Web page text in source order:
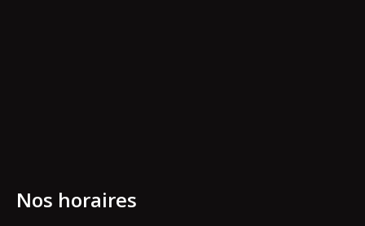
Nos horaires